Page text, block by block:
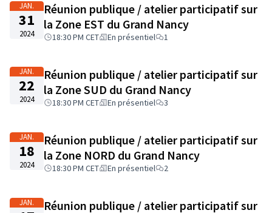
JAN.
31
2024
Réunion publique / atelier participatif sur
la Zone EST du Grand Nancy
18:30 PM CET En présentiel 1
JAN.
22
2024
Réunion publique / atelier participatif sur
la Zone SUD du Grand Nancy
18:30 PM CET En présentiel 3
JAN.
18
2024
Réunion publique / atelier participatif sur
la Zone NORD du Grand Nancy
18:30 PM CET En présentiel 2
JAN. Réunion publique / atelier participatif sur